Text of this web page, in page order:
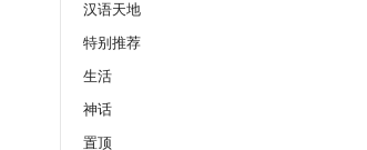
汉语天地
特别推荐
生活
神话
置顶